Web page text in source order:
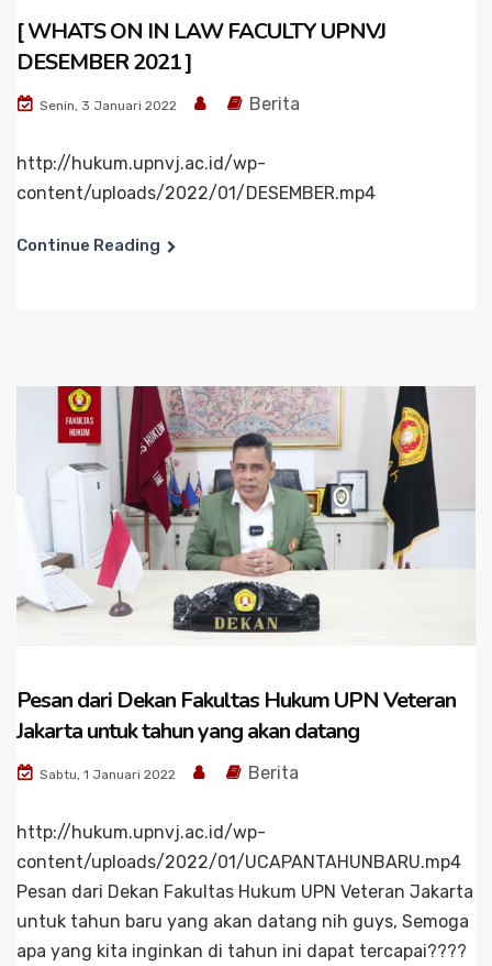
[ WHATS ON IN LAW FACULTY UPNVJ
DESEMBER 2021 ]
Senin, 3 Januari 2022 Berita
http://hukum.upnvj.ac.id/wp-
content/uploads/2022/01/DESEMBER.mp4
Continue Reading
Pesan dari Dekan Fakultas Hukum UPN Veteran
Jakarta untuk tahun yang akan datang
Sabtu, 1 Januari 2022 Berita
http://hukum.upnvj.ac.id/wp-
content/uploads/2022/01/UCAPANTAHUNBARU.mp4
Pesan dari Dekan Fakultas Hukum UPN Veteran Jakarta
untuk tahun baru yang akan datang nih guys, Semoga
apa yang kita inginkan di tahun ini dapat tercapai????